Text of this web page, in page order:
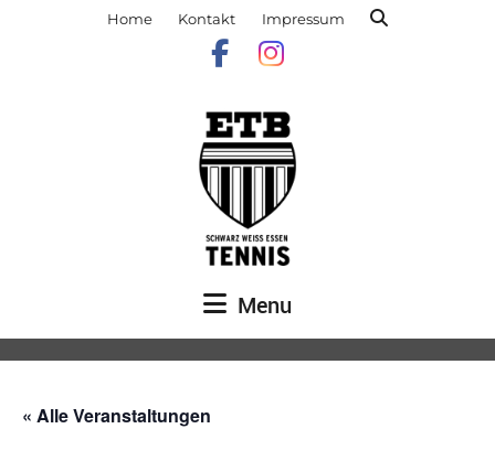
Home Kontakt Impressum
Menu
« Alle Veranstaltungen